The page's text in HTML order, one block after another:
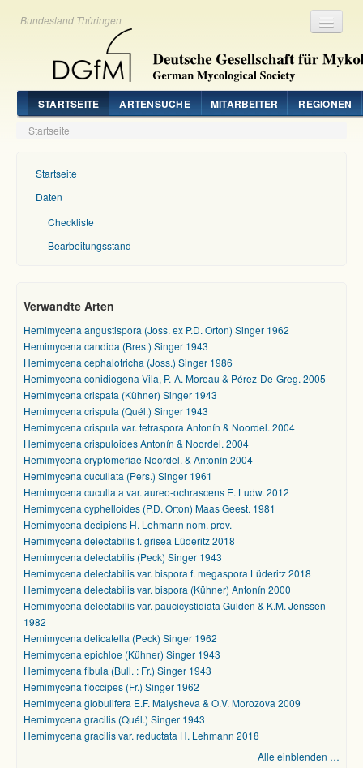
Bundesland Thüringen
STARTSEITE ARTENSUCHE MITARBEITER REGIONEN
Startseite
Startseite
Daten
Checkliste
Bearbeitungsstand
Verwandte Arten
Hemimycena angustispora (Joss. ex P.D. Orton) Singer 1962
Hemimycena candida (Bres.) Singer 1943
Hemimycena cephalotricha (Joss.) Singer 1986
Hemimycena conidiogena Vila, P.-A. Moreau & Pérez-De-Greg. 2005
Hemimycena crispata (Kühner) Singer 1943
Hemimycena crispula (Quél.) Singer 1943
Hemimycena crispula var. tetraspora Antonín & Noordel. 2004
Hemimycena crispuloides Antonín & Noordel. 2004
Hemimycena cryptomeriae Noordel. & Antonín 2004
Hemimycena cucullata (Pers.) Singer 1961
Hemimycena cucullata var. aureo-ochrascens E. Ludw. 2012
Hemimycena cyphelloides (P.D. Orton) Maas Geest. 1981
Hemimycena decipiens H. Lehmann nom. prov.
Hemimycena delectabilis f. grisea Lüderitz 2018
Hemimycena delectabilis (Peck) Singer 1943
Hemimycena delectabilis var. bispora f. megaspora Lüderitz 2018
Hemimycena delectabilis var. bispora (Kühner) Antonín 2000
Hemimycena delectabilis var. paucicystidiata Gulden & K.M. Jenssen
1982
Hemimycena delicatella (Peck) Singer 1962
Hemimycena epichloe (Kühner) Singer 1943
Hemimycena fibula (Bull. : Fr.) Singer 1943
Hemimycena floccipes (Fr.) Singer 1962
Hemimycena globulifera E.F. Malysheva & O.V. Morozova 2009
Hemimycena gracilis (Quél.) Singer 1943
Hemimycena gracilis var. reductata H. Lehmann 2018
Alle einblenden …